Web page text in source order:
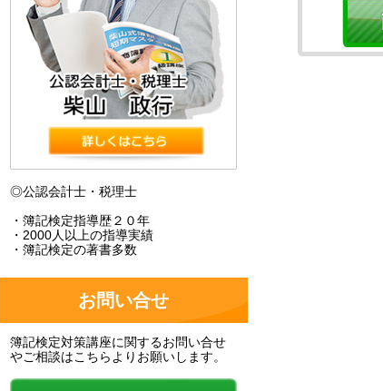
◎公認会計士・税理士
・簿記検定指導歴２０年
・2000人以上の指導実績
・簿記検定の著書多数
お問い合せ
簿記検定対策講座に関するお問い合せ
やご相談はこちらよりお願いします。